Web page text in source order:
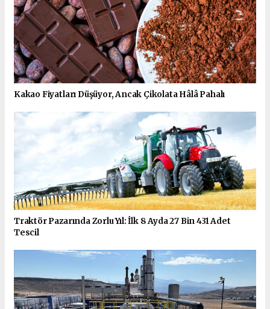
Kakao Fiyatları Düşüyor, Ancak Çikolata Hâlâ Pahalı
Traktör Pazarında Zorlu Yıl: İlk 8 Ayda 27 Bin 431 Adet
Tescil